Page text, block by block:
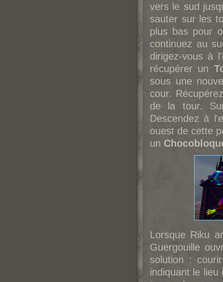
vers le sud
sauter sur les
plus bas pour
continuez au
dirigez-vous à
récupérer un
sous une
cour.
de la tour.
Descendez à
ouest de cette
un
Lorsque Riku
Guergouille
solution :
indiquant le